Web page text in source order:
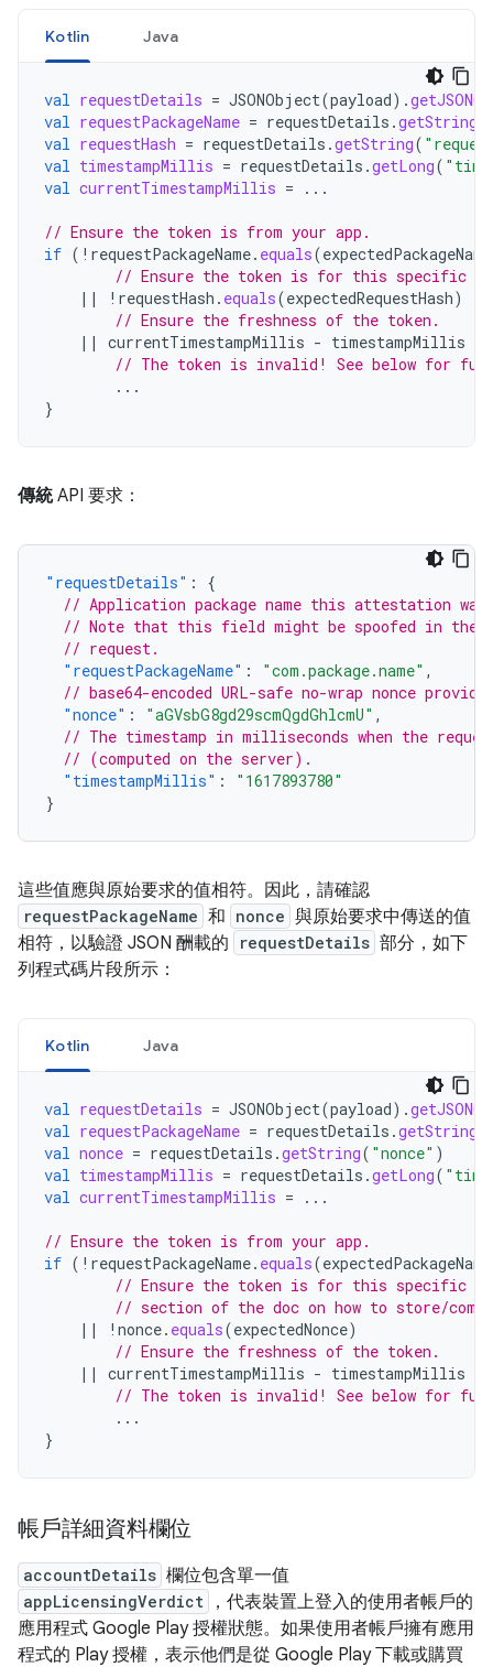
Kotlin Java
val requestDetails = JSONObject(payload).
val requestPackageName = requestDetails .getString
val requestHash = requestDetails .getString(
val timestampMillis = requestDetails .getLong(
val currentTimestampMillis = ...
// Ensure the token is from your app.
if ( ! requestPackageName. equals(expectedPackageName
// Ensure the token is for this specific
||
! requestHash . equals(expectedRequestHash)
// Ensure the freshness of the token.
||
currentTimestampMillis - timestampMillis
// The token is invalid! See below for
...
}
傳統API 要求：
"requestDetails" :
{
// Application package name this attestation
// Note that this field might be spoofed in the
// request.
"requestPackageName" : "com.package.name" ,
// base64-encoded URL-safe no-wrap nonce
"nonce" : "aGVsbG8gd29scmQgdGhlcmU" ,
// The timestamp in milliseconds when the request
// (computed on the server).
"timestampMillis" :
"1617893780"
}
這些值應與原始要求的值相符。因此，請確認
requestPackageName 和 nonce 與原始要求中傳送的值
相符，以驗證 JSON 酬載的
requestDetails 部分，如下
列程式碼片段所示：
Kotlin Java
val requestDetails = JSONObject(payload).
val requestPackageName = requestDetails .getString
val nonce = requestDetails .getString( "nonce" )
val timestampMillis = requestDetails .getLong(
val currentTimestampMillis = ...
// Ensure the token is from your app.
if ( ! requestPackageName. equals(expectedPackageName
// Ensure the token is for this specific
// section of the doc on how to store/
||
! nonce. equals(expectedNonce)
// Ensure the freshness of the token.
||
currentTimestampMillis - timestampMillis
// The token is invalid! See below for
...
}
帳戶詳細資料欄位
accountDetails 欄位包含單一值
appLicensingVerdict
，代表裝置上登入的使用者帳戶的
應用程式 Google Play 授權狀態。如果使用者帳戶擁有應用
程式的 Play 授權，表示他們是從 Google Play 下載或購買